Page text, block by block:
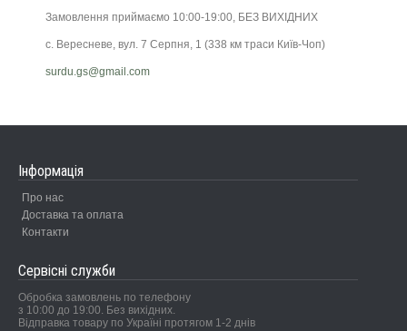
Замовлення приймаємо 10:00-19:00, БЕЗ ВИХІДНИХ
с. Вересневе, вул. 7 Серпня, 1 (338 км траси Київ-Чоп)
surdu.gs@gmail.com
Інформація
Про нас
Доставка та оплата
Контакти
Сервісні служби
Обробка замовлень по телефону
з 10:00 до 19:00. Без вихідних.
Відправка товару по Україні протягом 1-2 днів